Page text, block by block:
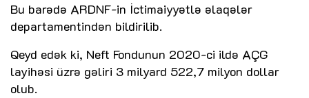
Bu barədə ARDNF-in İctimaiyyətlə əlaqələr
departamentindən bildirilib.
Qeyd edək ki, Neft Fondunun 2020-ci ildə AÇG
layihəsi üzrə gəliri 3 milyard 522,7 milyon dollar
olub.